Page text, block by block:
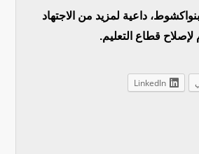
داعية لمزيد من الاجتهاد
قطاع التعليم.
LinkedIn